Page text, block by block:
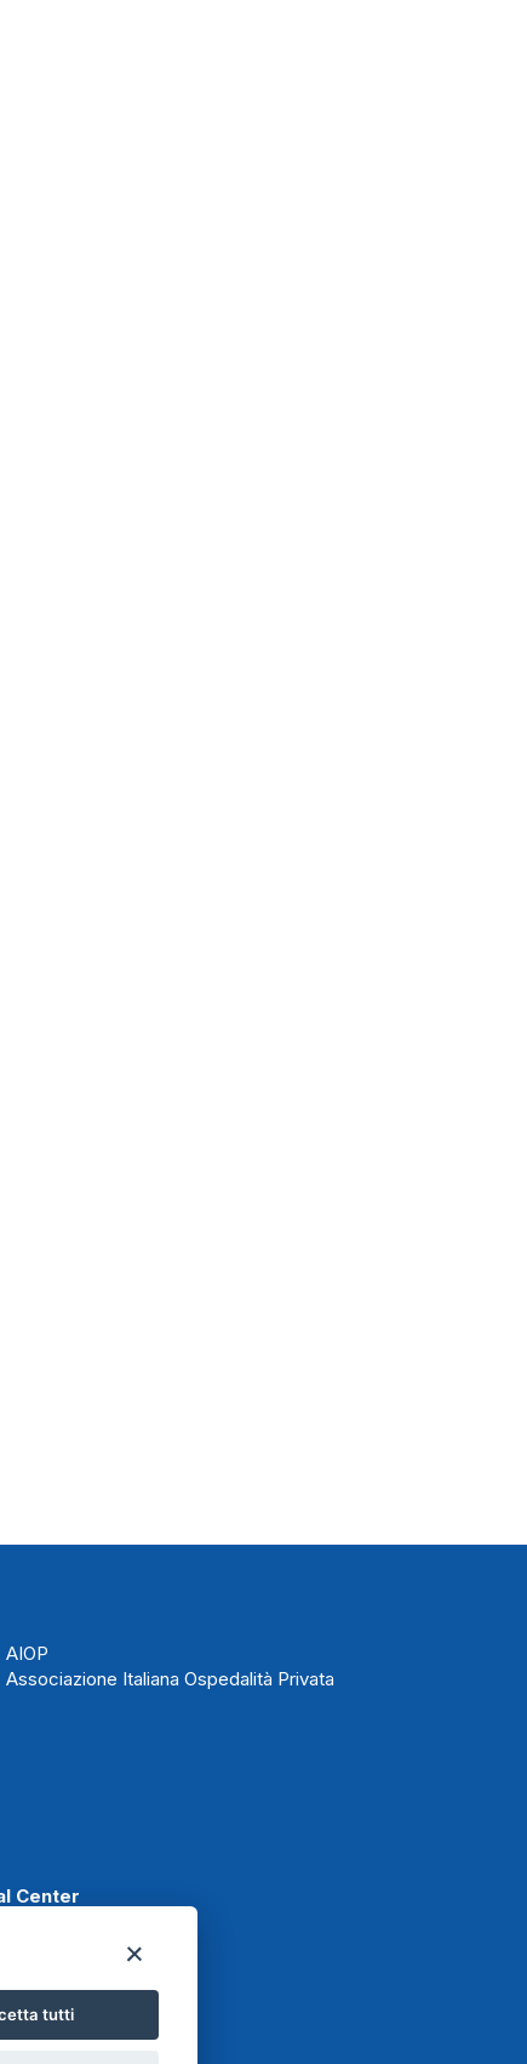
tutti
AIOP
Associazione Italiana Ospedalità Privata
Center